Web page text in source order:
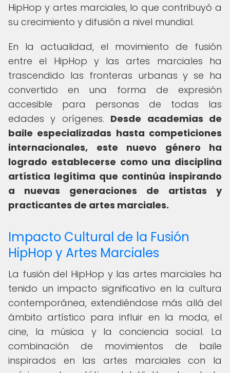
HipHop y artes marciales, lo que contribuyó a
su crecimiento y difusión a nivel mundial.
En la actualidad, el movimiento de fusión
entre el HipHop y las artes marciales ha
trascendido las fronteras urbanas y se ha
convertido en una forma de expresión
accesible para personas de todas las
edades y orígenes. Desde academias de
baile especializadas hasta competiciones
internacionales, este nuevo género ha
logrado establecerse como una disciplina
artística legítima que continúa inspirando
a nuevas generaciones de artistas y
practicantes de artes marciales.
Impacto Cultural de la Fusión
HipHop y Artes Marciales
La fusión del HipHop y las artes marciales ha
tenido un impacto significativo en la cultura
contemporánea, extendiéndose más allá del
ámbito artístico para influir en la moda, el
cine, la música y la conciencia social. La
combinación de movimientos de baile
inspirados en las artes marciales con la